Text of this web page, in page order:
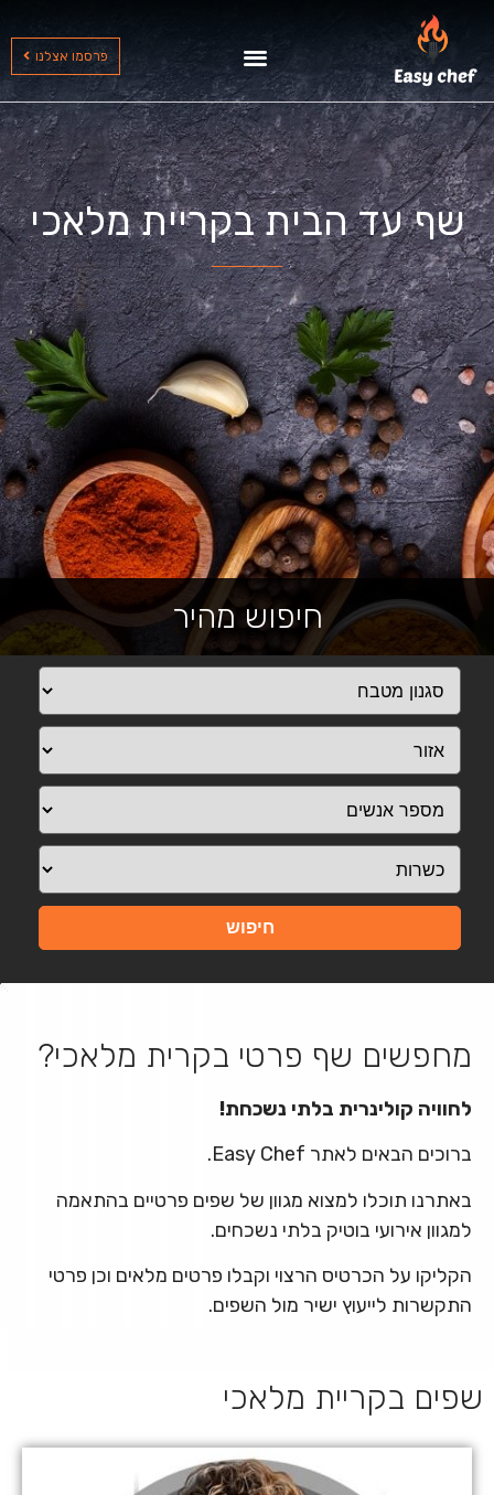
פרסמו אצלנו
שף עד הבית בקריית מלאכי
חיפוש מהיר
חיפוש
מחפשים שף פרטי בקרית מלאכי?
לחוויה קולינרית בלתי נשכחת!
ברוכים הבאים לאתר Easy Chef.
באתרנו תוכלו למצוא מגוון של שפים פרטיים בהתאמה
למגוון אירועי בוטיק בלתי נשכחים.
הקליקו על הכרטיס הרצוי וקבלו פרטים מלאים וכן פרטי
התקשרות לייעוץ ישיר מול השפים.
שפים בקריית מלאכי